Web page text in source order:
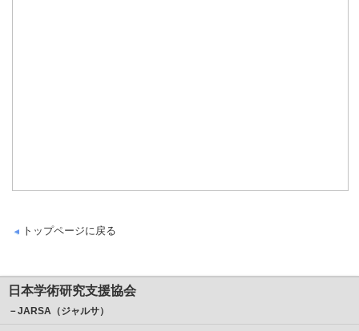
トップページに戻る
日本学術研究支援協会
－JARSA（ジャルサ）